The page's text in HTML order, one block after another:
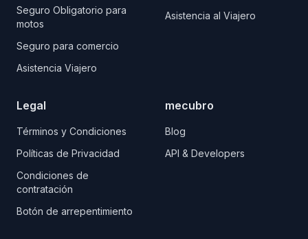
Seguro Obligatorio para
motos
Seguro para comercio
Asistencia Viajero
Asistencia al Viajero
Legal
Términos y Condiciones
Políticas de Privacidad
Condiciones de
contratación
Botón de arrepentimiento
mecubro
Blog
API & Developers